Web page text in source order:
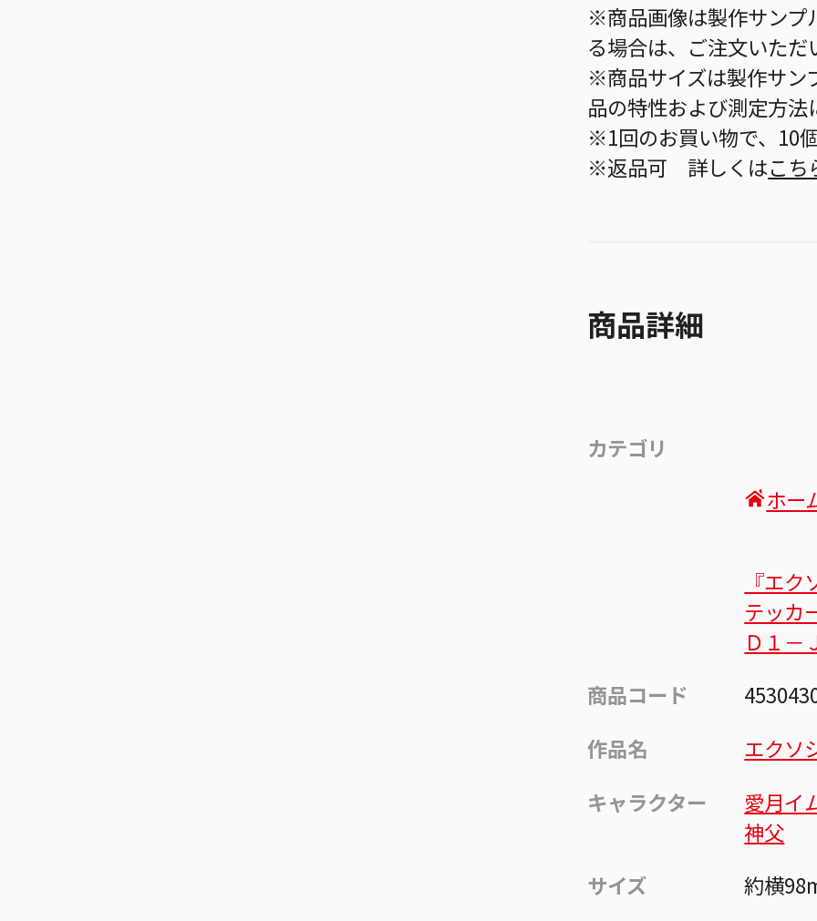
※商品画像は製作サンプ
る場合は、ご注文いた
※商品サイズは製作サン
品の特性および測定方
※1回のお買い物で、10
※返品可 詳しくはこち
商品詳細
カテゴリ
ホー
『エ
テッカ
Ｄ１－
商品コード
作品名
エクソ
キャラクター
愛月イ
神父
サイズ
約横